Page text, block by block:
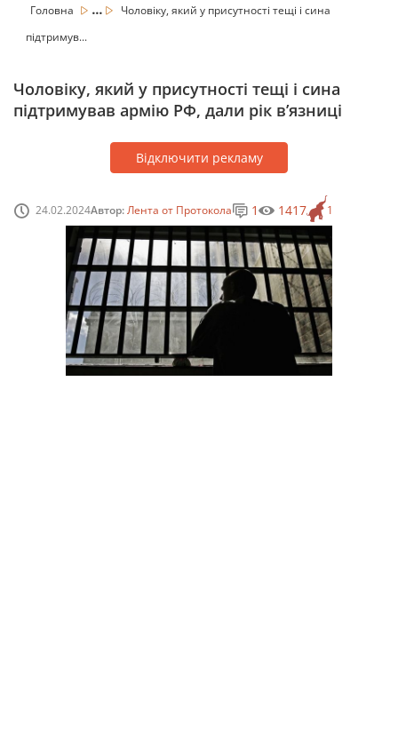
Головна ...
Чоловіку, який у присутності тещі і сина
підтримув...
Чоловіку, який у присутності тещі і сина
підтримував армію РФ, дали рік в’язниці
Відключити рекламу
24.02.2024Автор:Лента от Протокола 1
1 1417